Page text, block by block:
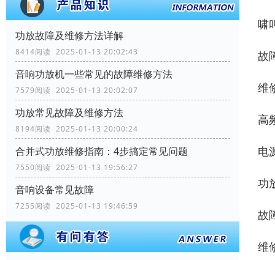
功放故障及维修方法详解
8414阅读 2025-01-13 20:02:43
音响功放机一些常见的故障维修方法
7579阅读 2025-01-13 20:02:07
功放常见故障及维修方法
8194阅读 2025-01-13 20:00:24
合并式功放维修指南：4步搞定常见问题
7550阅读 2025-01-13 19:56:27
音响设备常见故障
7255阅读 2025-01-13 19:46:59
啸
故
维
高
电
功
故
维